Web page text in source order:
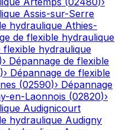
Assis-sur-Serre
hydraulique Athies-
de flexible hydraulique
flexible hydraulique
)› Dépannage de flexible
)› Dépannage de flexible
(02590)› Dépannage
en-Laonnois (02820)›
Audignicourt
hydraulique Audigny